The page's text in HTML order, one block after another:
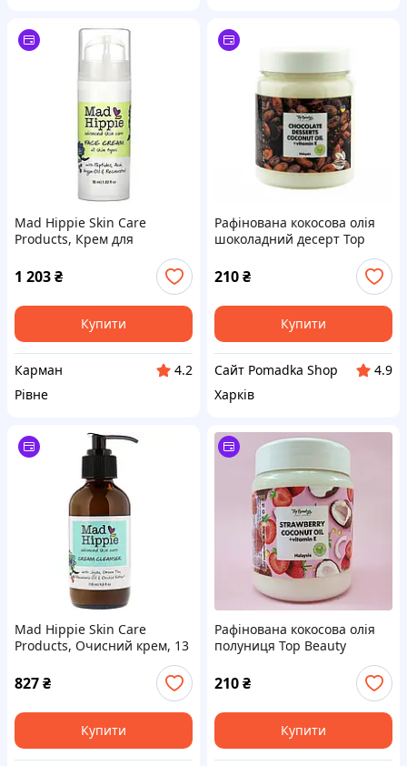
Mad Hippie Skin Care
Products, Крем для
речовин, 1,0 ж. унц.(30 мл)
1 203₴
Купити
Карман
4.2
Рівне
Рафінована кокосова олія
шоколадний десерт Top
Beauty Chocolate Desserts
Coconut + vitamin E, 250 ml
210₴
Купити
Сайт Pomadka Shop
4.9
Харків
Mad Hippie Skin Care
Products, Очисний крем, 13
активних інгредієнтів, 118
мл (4,0 рідких унції)
827₴
Купити
Рафінована кокосова олія
полуниця Top Beauty
vitamin E, 250 ml
210₴
Купити